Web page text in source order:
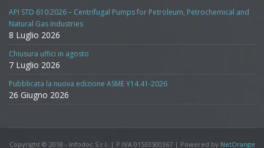
API STD 610:2026 – Centrifugal Pumps for Petroleum, Petrochemical and
Natural Gas Industries
8 Luglio 2026
Chiusura uffici in agosto
7 Luglio 2026
Pubblicata la nuova edizione ASME Y14.41-2026
26 Giugno 2026
Copyright © 2018 - Infodoc S.r.l. | P.IVA 01533500367 | Powered by NetOrange